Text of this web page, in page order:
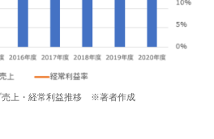
売上・経常利益推移 ※著者作成